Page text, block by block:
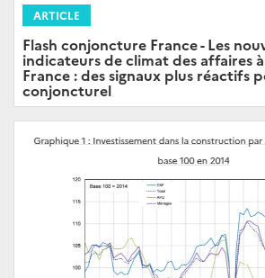
ARTICLE
Flash conjoncture France - Les
indicateurs de climat des affaires
France : des signaux plus réactifs
conjoncturel